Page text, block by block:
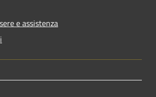
e assistenza